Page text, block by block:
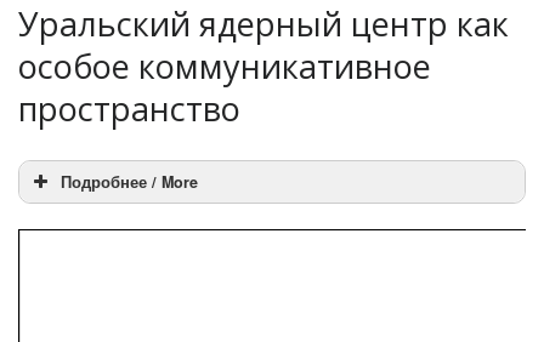
Уральский ядерный центр как
особое коммуникативное
пространство
Подробнее / More